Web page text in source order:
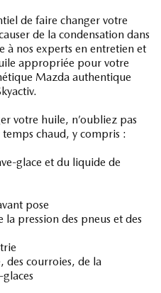
de faire changer votre
de la condensation dans
à nos experts en entretien et
appropriée pour votre
Mazda authentique
votre huile, n’oubliez pas
temps chaud, y compris :
glace et du liquide de
pose
pression des pneus et des
des courroies, de la